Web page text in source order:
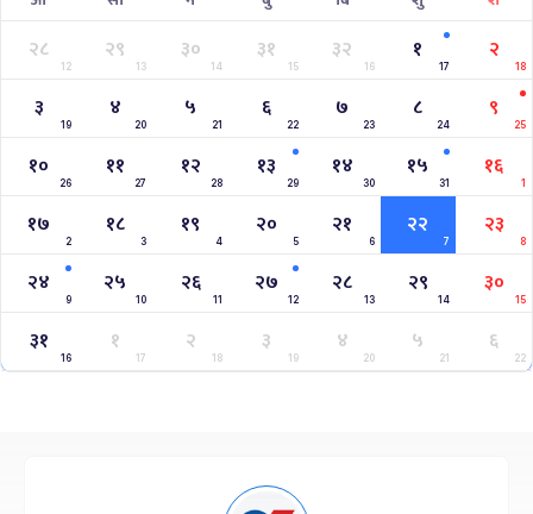
२८
12
२९
13
३०
14
३१
15
३२
16
१
17
२
18
३
19
४
20
५
21
६
22
७
23
८
24
९
25
१०
26
११
27
१२
28
१३
29
१४
30
१५
31
१६
1
१७
2
१८
3
१९
4
२०
5
२१
6
२२
7
२३
8
२४
9
२५
10
२६
11
२७
12
२८
13
२९
14
३०
15
३१
16
१
17
२
18
३
19
४
20
५
21
६
22